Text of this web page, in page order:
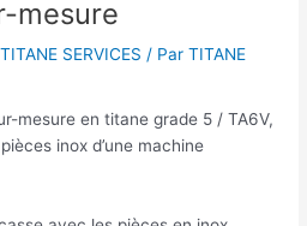
mesure
TITANE SERVICES / ParTITANE
mesure en titane grade 5 / TA6V,
inox d’une machine